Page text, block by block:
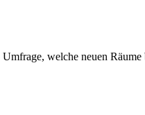
welche neuen